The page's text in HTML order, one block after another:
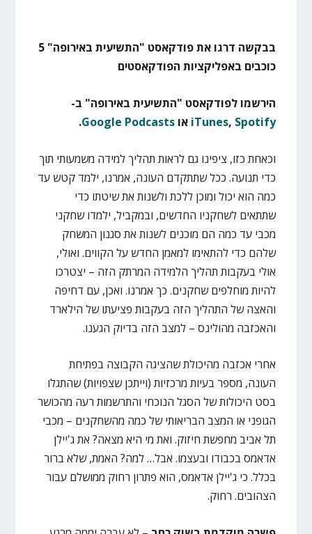
בבקשה דרגו את פודקאסט "התשיעית באירופה" 5
כוכבים באפליקציות הפודקאסטים
הירשמו לפודקאסט "התשיעית באירופה" ב-
iTunes, Spotify אוGoogle Podcasts
.
וכאחת כזו, ציפינו גם לראות תהליך למידה משמעותי תוך
כדי תנועה. ככל שתתקדם העונה, אמרנו, ילמד קטש עד
כמה הוא יכול ומוכן ללכת ולשנות את שיטתו כדי
שתתאים לשחקניו החדשים, ובמקביל, ילמדו שחקני
מכבי עד כמה הם מוכנים לשנות את סגנון המשחק
שלהם כדי להתאימו למאמן החדש על הקווים. ואולי,
אולי בעקבות תהליך הלמידה המרתק הזה – יצטרכו
להיות מוחלפים שחקנים. כך אמרנו. ואכן, עם דחיפה
והאצה של התהליך הזה בעקבות פציעתו של הילארד
והאכזבה מהולינס – למצב הזה בדיוק הגענו.
אחרי אכזבה מהיכולת שהציגה הקבוצה בפתיחת
העונה, מספר בעיות מרכזיות (וייתכן שצפויות) שהתגלו
בסט היכולות של הסגל הנוכחי והתרשמות רעה מהכושר
הגופני או המצב הבריאותי של כמה מהשחקנים – מכבי
תל אביב מחפשת חיזוק. ואת מי היא מצאה? את ג'יילן
אדאמס בכבודו ובעצמו. אבל… למה? האמת, שלא ברור
בכלל. כי ג'יילן אדאמס, הוא פתרון רחוק ממושלם עבור
הצהובים. רחוק.